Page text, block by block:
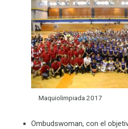
Maquiolimpiada 2017
Ombudswoman, con el